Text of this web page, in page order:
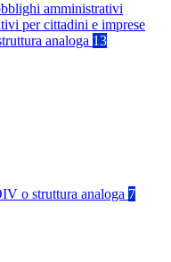
amministrativi
per cittadini e imprese
analoga 13
o struttura analoga 7